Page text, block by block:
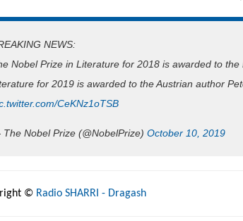
NEWS:
Nobel Prize in Literature for 2018 is awarded to
for 2019 is awarded to the Austrian author
CeKNz1oTSB
Nobel Prize (@NobelPrize) October 10, 2019
© Radio SHARRI - Dragash